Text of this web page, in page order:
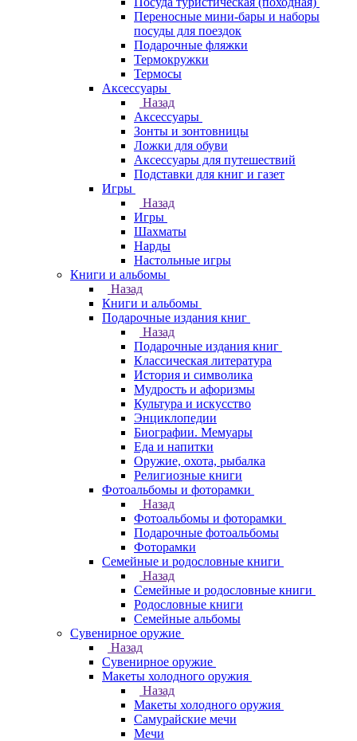
Переносные мини-бары и наборы
посуды для поездок
Подарочные фляжки
Термокружки
Термосы
Аксессуары
Назад
Аксессуары
Зонты и зонтовницы
Ложки для обуви
Аксессуары для путешествий
Подставки для книг и газет
Игры
Назад
Игры
Шахматы
Нарды
Настольные игры
Книги и альбомы
Назад
Книги и альбомы
Подарочные издания книг
Назад
Подарочные издания книг
Классическая литература
История и символика
Мудрость и афоризмы
Культура и искусство
Энциклопедии
Биографии. Мемуары
Еда и напитки
Оружие, охота, рыбалка
Религиозные книги
Фотоальбомы и фоторамки
Назад
Фотоальбомы и фоторамки
Подарочные фотоальбомы
Фоторамки
Семейные и родословные книги
Назад
Семейные и родословные книги
Родословные книги
Семейные альбомы
Сувенирное оружие
Назад
Сувенирное оружие
Макеты холодного оружия
Назад
Макеты холодного оружия
Самурайские мечи
Мечи